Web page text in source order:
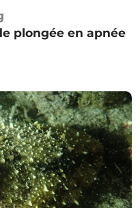
plongée en apnée